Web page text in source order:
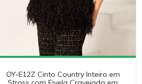
OY-E12Z Cinto Country Inteiro em